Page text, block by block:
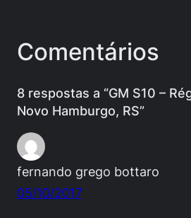
Comentários
8 respostas a “GM S10 –
Novo Hamburgo, RS”
fernando grego bottaro
05/10/2017